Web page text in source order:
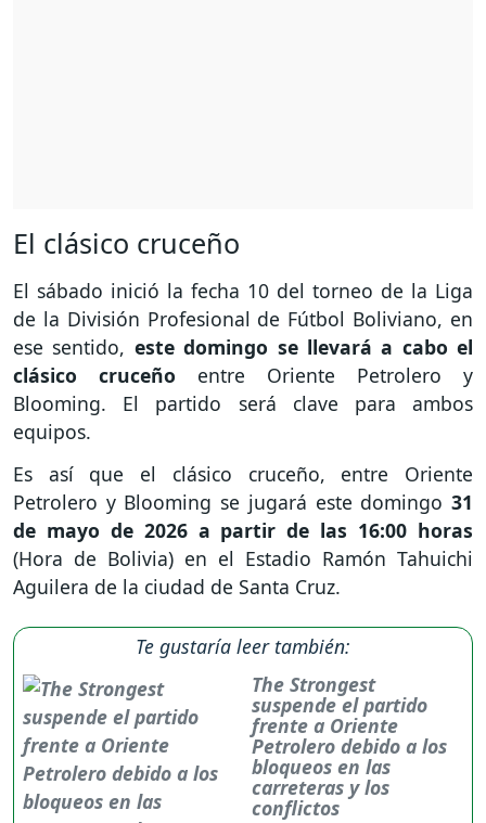
El clásico cruceño
El sábado inició la fecha 10 del torneo de la Liga
de la División Profesional de Fútbol Boliviano, en
ese sentido, este domingo se llevará a cabo el
clásico cruceño entre Oriente Petrolero y
Blooming. El partido será clave para ambos
equipos.
Es así que el clásico cruceño, entre Oriente
Petrolero y Blooming se jugará este domingo 31
de mayo de 2026 a partir de las 16:00 horas
(Hora de Bolivia) en el Estadio Ramón Tahuichi
Aguilera de la ciudad de Santa Cruz.
Te gustaría leer también:
The Strongest
suspende el partido
frente a Oriente
Petrolero debido a los
bloqueos en las
carreteras y los
conflictos